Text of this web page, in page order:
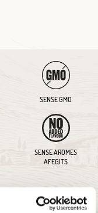
SENSE GMO
SENSE AROMES
AFEGITS